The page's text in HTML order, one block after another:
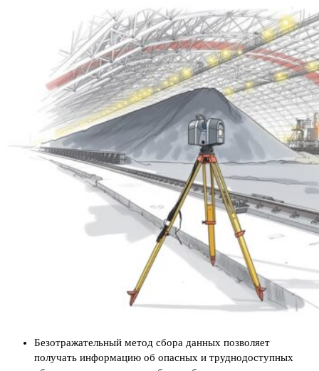
Безотражательный метод сбора данных позволяет
получать информацию об опасных и труднодоступных